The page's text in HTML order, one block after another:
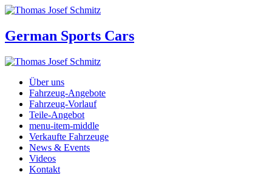
German Sports Cars
Über uns
Fahrzeug-Angebote
Fahrzeug-Vorlauf
Teile-Angebot
menu-item-middle
Verkaufte Fahrzeuge
News & Events
Videos
Kontakt